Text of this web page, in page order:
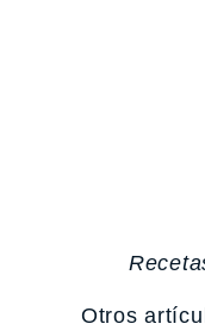
Otros